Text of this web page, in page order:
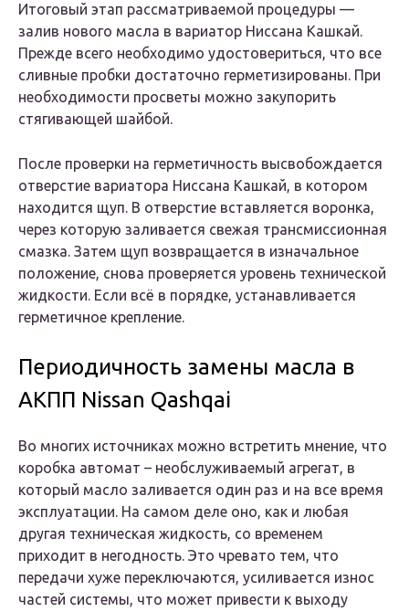
Итоговый этап рассматриваемой процедуры —
залив нового масла в вариатор Ниссана Кашкай.
Прежде всего необходимо удостовериться, что все
сливные пробки достаточно герметизированы. При
необходимости просветы можно закупорить
стягивающей шайбой.
После проверки на герметичность высвобождается
отверстие вариатора Ниссана Кашкай, в котором
находится щуп. В отверстие вставляется воронка,
через которую заливается свежая трансмиссионная
смазка. Затем щуп возвращается в изначальное
положение, снова проверяется уровень технической
жидкости. Если всё в порядке, устанавливается
герметичное крепление.
Периодичность замены масла в
АКПП Nissan Qashqai
Во многих источниках можно встретить мнение, что
коробка автомат – необслуживаемый агрегат, в
который масло заливается один раз и на все время
эксплуатации. На самом деле оно, как и любая
другая техническая жидкость, со временем
приходит в негодность. Это чревато тем, что
передачи хуже переключаются, усиливается износ
частей системы, что может привести к выходу